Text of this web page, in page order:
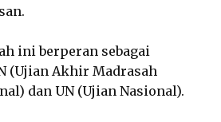
ini berperan sebagai
(Ujian Akhir Madrasah
dan UN (Ujian Nasional).